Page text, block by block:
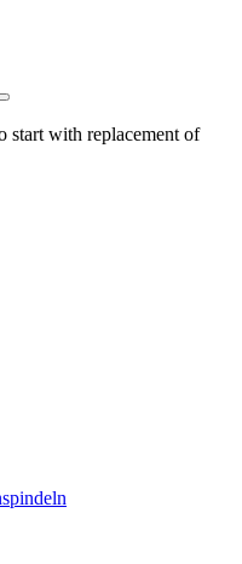
start with replacement of